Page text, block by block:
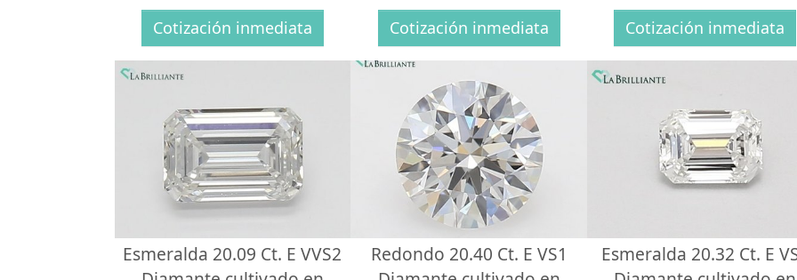
Cotización inmediata Cotización inmediata Cotización inmediata
Esmeralda 20.09 Ct. E VVS2
Redondo 20.40 Ct. E VS1
Esmeralda 20.32 Ct. E